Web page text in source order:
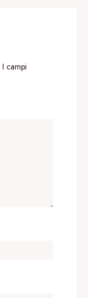
I campi